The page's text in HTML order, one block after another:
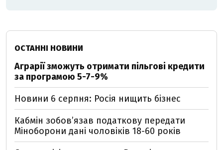
ОСТАННІ НОВИНИ
Аграрії зможуть отримати пільгові кредити
за програмою 5-7-9%
Новини 6 серпня: Росія нищить бізнес
Кабмін зобовʼязав податкову передати
Міноборони дані чоловіків 18-60 років